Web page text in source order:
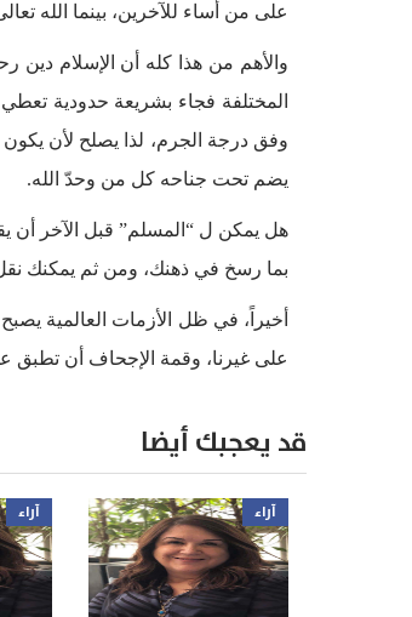
على من أساء للآخرين، بينما الله
المختلفة فجاء بشريعة حدودية
وفق درجة الجرم، لذا يصلح لأن
يضم تحت جناحه كل من وحدّ الله.
هل يمكن ل “المسلم” قبل الآخر أن
بما رسخ في ذهنك، ومن ثم يمكنك
أخيراً، في ظل الأزمات العالمية
على غيرنا، وقمة الإجحاف أن تطبق
قد يعجبك أيضا
آراء آراء